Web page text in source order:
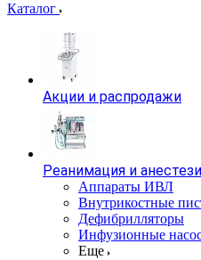
Каталог
Акции и распродажи
Реанимация и
Аппараты ИВЛ
Внутрикостные
Дефибрилляторы
Инфузионные
Еще